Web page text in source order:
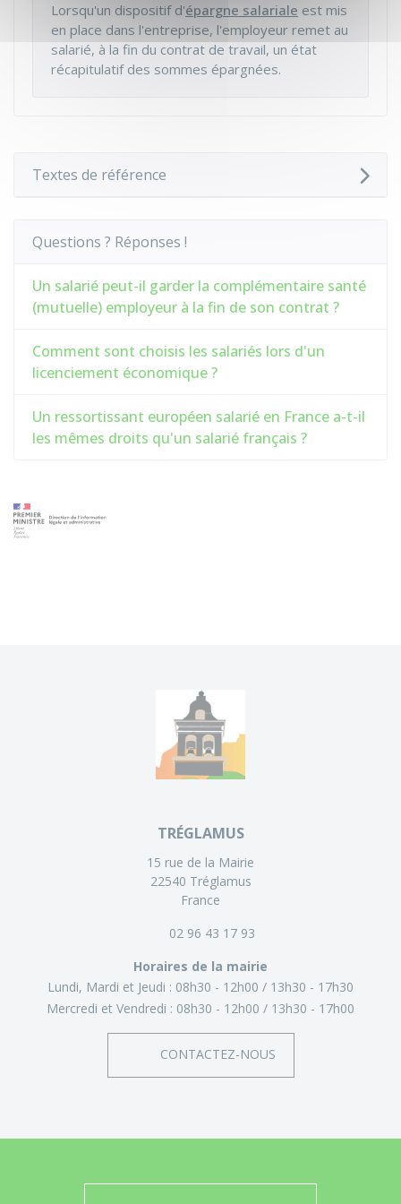
Lorsqu'un dispositif d'épargne salariale est mis
en place dans l'entreprise, l'employeur remet au
salarié, à la fin du contrat de travail, un état
récapitulatif des sommes épargnées.
Textes de référence
Questions ? Réponses !
Un salarié peut-il garder la complémentaire santé
(mutuelle) employeur à la fin de son contrat ?
Comment sont choisis les salariés lors d'un
licenciement économique ?
Un ressortissant européen salarié en France a-t-il
les mêmes droits qu'un salarié français ?
TRÉGLAMUS
15 rue de la Mairie
22540 Tréglamus
France
02 96 43 17 93
Horaires de la mairie
Lundi, Mardi et Jeudi : 08h30 - 12h00
13h30 - 17h30
Mercredi et Vendredi : 08h30 - 12h00 13h30 - 17h00
CONTACTEZ-NOUS